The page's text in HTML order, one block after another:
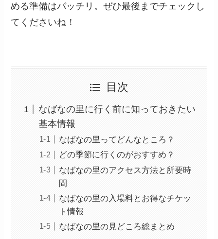
める準備はバッチリ。ぜひ最後までチェックし
てくださいね！
目次
なばなの里に行く前に知っておきたい
基本情報
なばなの里ってどんなところ？
どの季節に行くのがおすすめ？
なばなの里のアクセス方法と所要時
間
なばなの里の入場料とお得なチケッ
ト情報
なばなの里の見どころ総まとめ